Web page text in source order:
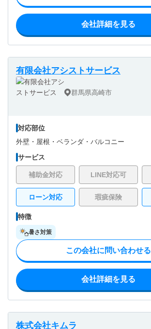
会社詳細を見る
有限会社アシストサービス
群馬県高崎市
対応部位
外壁・ 屋根・ ベランダ・バルコニー
サービス
補助金対応 LINE対応可
ローン対応 瑕疵保険
特徴
暑さ対策
この会社に問い合わせる
会社詳細を見る
株式会社キムラ